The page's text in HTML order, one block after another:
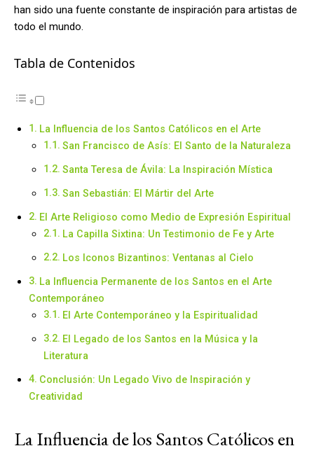
han sido una fuente constante de inspiración para artistas de
todo el mundo.
Tabla de Contenidos
La Influencia de los Santos Católicos en el Arte
San Francisco de Asís: El Santo de la Naturaleza
Santa Teresa de Ávila: La Inspiración Mística
San Sebastián: El Mártir del Arte
El Arte Religioso como Medio de Expresión Espiritual
La Capilla Sixtina: Un Testimonio de Fe y Arte
Los Iconos Bizantinos: Ventanas al Cielo
La Influencia Permanente de los Santos en el Arte
Contemporáneo
El Arte Contemporáneo y la Espiritualidad
El Legado de los Santos en la Música y la
Literatura
Conclusión: Un Legado Vivo de Inspiración y
Creatividad
La Influencia de los Santos Católicos en